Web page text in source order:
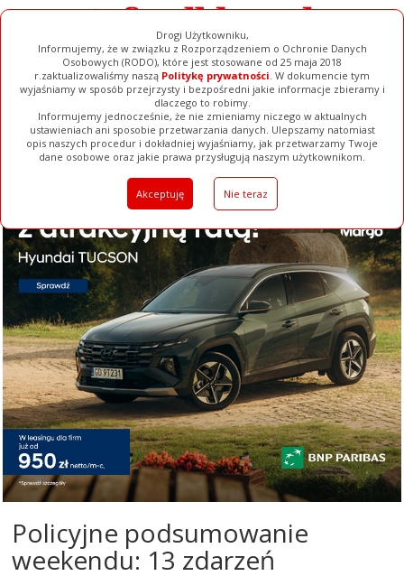
Drogi Użytkowniku,
Informujemy, że w związku z Rozporządzeniem o Ochronie Danych
Osobowych (RODO), które jest stosowane od 25 maja 2018
r.zaktualizowaliśmy naszą Politykę prywatności. W dokumencie tym
wyjaśniamy w sposób przejrzysty i bezpośredni jakie informacje zbieramy i
dlaczego to robimy.
Informujemy jednocześnie, że nie zmieniamy niczego w aktualnych
ustawieniach ani sposobie przetwarzania danych. Ulepszamy natomiast
opis naszych procedur i dokładniej wyjaśniamy, jak przetwarzamy Twoje
dane osobowe oraz jakie prawa przysługują naszym użytkownikom.
Akceptuję Nie teraz
Ogłoszenia Filmy Galerie Baza Firm Pełna Wersja
Policyjne podsumowanie
weekendu: 13 zdarzeń